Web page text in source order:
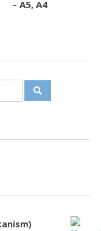
– A5, A4